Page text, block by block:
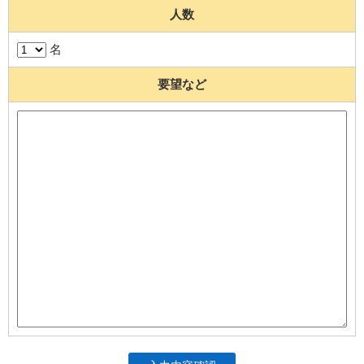
人数
名
要望など